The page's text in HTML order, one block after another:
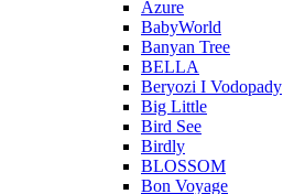
Azure
BabyWorld
Banyan Tree
BELLA
Beryozi I Vodopady
Big Little
Bird See
Birdly
BLOSSOM
Bon Voyage